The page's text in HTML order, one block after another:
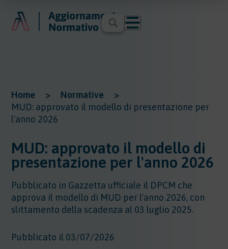
Home > Normative
>
MUD: approvato il modello di presentazione per
l'anno 2026
MUD: approvato il modello di
presentazione per l'anno 2026
Pubblicato in Gazzetta ufficiale il DPCM che
approva il modello di MUD per l'anno 2026, con
slittamento della scadenza al 03 luglio 2025.
Pubblicato il 03/07/2026